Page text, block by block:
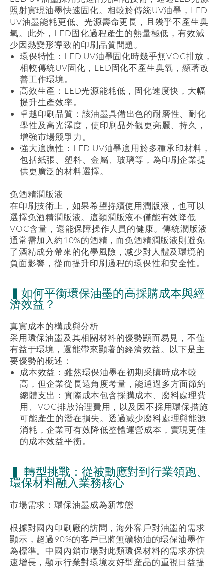
照射實現油墨快速固化。相較於傳統UV油墨， LED
UV油墨能耗更低、光源壽命更長，且幾乎不產生臭
氧。此外， LED固化過程產生的熱量極低，有效減
少因熱變形導致的印刷品質問題。
環保特性： LED UV油墨固化時幾乎無VOC排放，
相較傳統UV固化， LED固化不產生臭氧，顯著改
善工作環境。
高效生產： LED光源能耗低，固化速度快，大幅
提升生產效率。
卓越印刷品質：該油墨具備出色的耐磨性、耐化
學性及高光澤度，使印刷品外觀更亮麗、持久，
增強市場競爭力。
強大適應性： LED UV油墨適用於多種承印材料，
包括紙張、塑料、金屬、玻璃等，為印刷企業提
供更廣泛的材料選擇。
免酒精潤版液
在印刷技術上，如果希望持續使用潤版液，也可以
選擇免酒精潤版液。這類潤版液不僅能有效降低
VOC含量，還能保障操作人員的健康。傳統潤版液
通常需加入約10%的酒精，而免酒精潤版液則避免
了酒精成分帶來的化學風險，减少對人體及環境的
負面影響，從而提升印刷過程的環保性和安全性。
▍如何平衡環保油墨的高採購成本與經
濟效益？
真實成本的構成與分析
采用環保油墨及其相關材料的優勢顯而易見，不僅
有益于環境，還能帶來顯著的經濟效益。以下是主
要優勢的概述：
成本效益：雖然環保油墨在初期采購時成本較
高，但企業從長遠角度考量，能通過多方面節約
總體支出：實際成本包含採購成本、廢料處理費
用、 VOC排放治理費用，以及因不採用環保措施
可能產生的潛在損失。透過减少廢料處理與能源
消耗，企業可有效降低整體運營成本，實現更佳
的成本效益平衡。
▍ 轉型挑戰：從被動應對到行業領跑、
環保材料融入業務核心
市場需求：環保油墨成為新常態
根據對國內印刷廠的訪問，海外客戶對油墨的需求
顯示，超過90%的客戶已將無礦物油的環保油墨作
為標準。中國內銷市場對此類環保材料的需求亦快
速增長，顯示行業對環境友好型産品的重視日益提